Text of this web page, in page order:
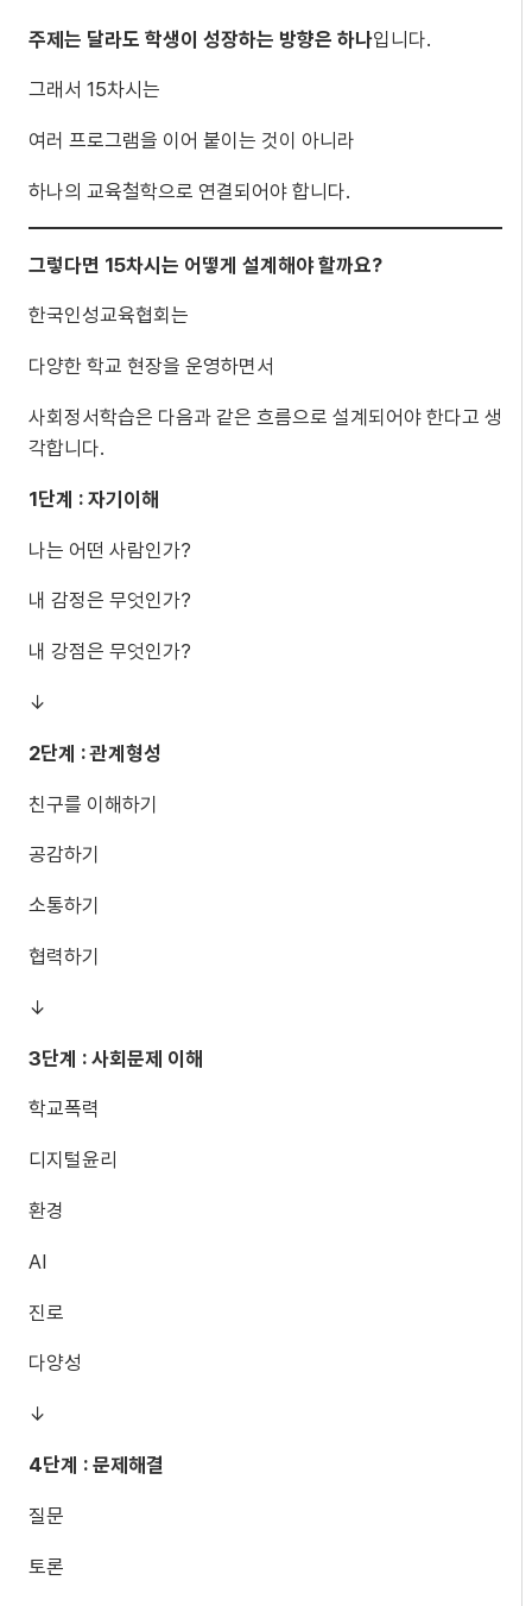
주제는 달라도 학생이 성장하는 방향은 하나입니다.
그래서 15차시는
여러 프로그램을 이어 붙이는 것이 아니라
하나의 교육철학으로 연결되어야 합니다.
그렇다면 15차시는 어떻게 설계해야 할까요?
한국인성교육협회는
다양한 학교 현장을 운영하면서
사회정서학습은 다음과 같은 흐름으로 설계되어야 한다고 생
각합니다.
1단계 : 자기이해
나는 어떤 사람인가?
내 감정은 무엇인가?
내 강점은 무엇인가?
↓
2단계 : 관계형성
친구를 이해하기
공감하기
소통하기
협력하기
↓
3단계 : 사회문제 이해
학교폭력
디지털윤리
환경
AI
진로
다양성
↓
4단계 : 문제해결
질문
토론